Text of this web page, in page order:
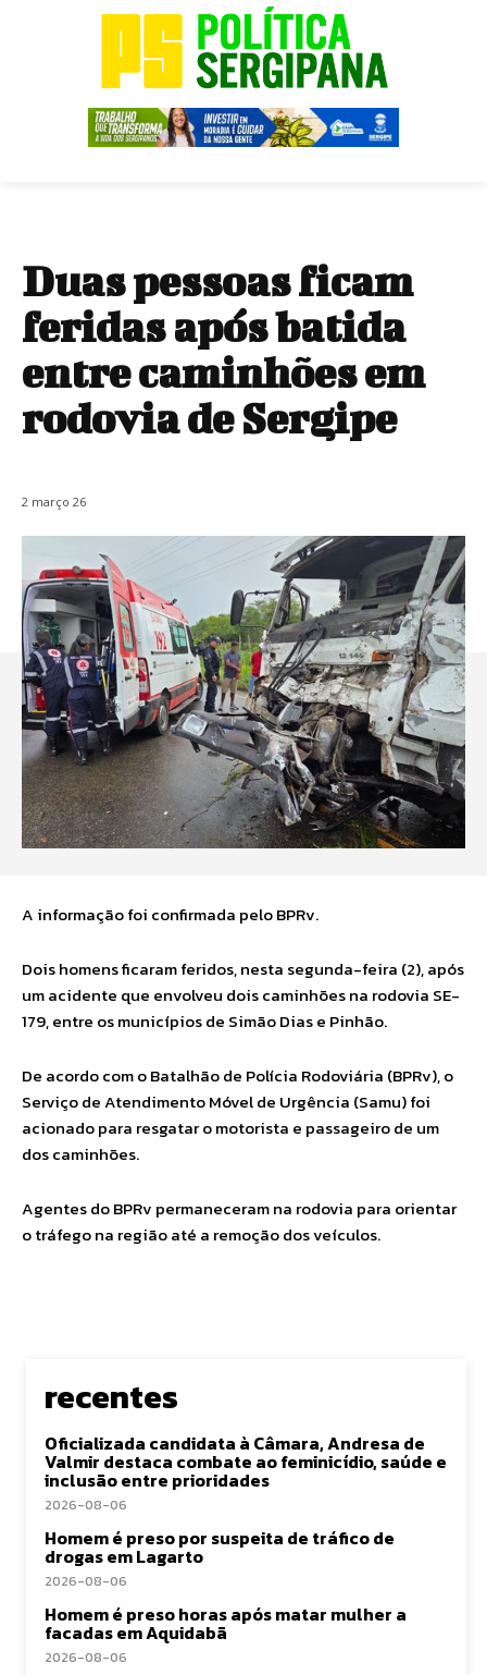
Duas pessoas ficam
feridas após batida
entre caminhões em
rodovia de Sergipe
2 março 26
A informação foi confirmada pelo BPRv.
Dois homens ficaram feridos, nesta segunda-feira (2), após
um acidente que envolveu dois caminhões na rodovia SE-
179, entre os municípios de Simão Dias e Pinhão.
De acordo com o Batalhão de Polícia Rodoviária (BPRv), o
Serviço de Atendimento Móvel de Urgência (Samu) foi
acionado para resgatar o motorista e passageiro de um
dos caminhões.
Agentes do BPRv permaneceram na rodovia para orientar
o tráfego na região até a remoção dos veículos.
recentes
Oficializada candidata à Câmara, Andresa de
Valmir destaca combate ao feminicídio, saúde e
inclusão entre prioridades
2026-08-06
Homem é preso por suspeita de tráfico de
drogas em Lagarto
2026-08-06
Homem é preso horas após matar mulher a
facadas em Aquidabã
2026-08-06